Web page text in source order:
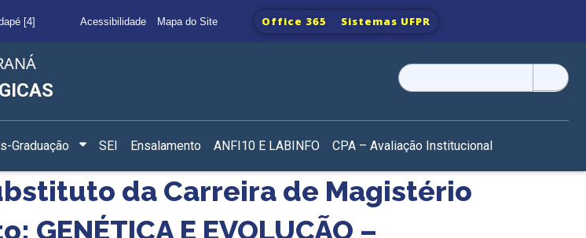
[4] Acessibilidade Mapa do Site Office 365 Sistemas UFPR
Pesquisar
por:
Graduação SEI Ensalamento ANFI10 E LABINFO CPA – Avaliação Institucional
da Carreira de Magistério
E EVOLUÇÃO –